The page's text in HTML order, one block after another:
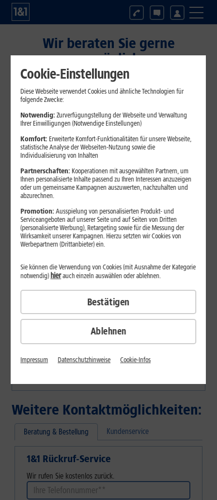
Wir beraten Sie gerne
persönlich
24 Stunden, 7 Tage die Woche.
1&1 Bestell-Hotline
Sie wünschen Beratung vor dem Kauf oder möchten
bestellen?
0721 / 960 6000*
1&1 Kunden-Hotline
Sie sind bereits 1&1 Kunde und haben Fragen?
Persönlicher Kundenservice ohne KI-Unterstützung unserer
Weitere Kontaktmöglichkeiten:
Beratung & Bestellung Kundenservice
1&1 Rückruf-Service
Wir rufen Sie kostenlos zurück.
Cookie-Einstellungen
Diese Webseite verwendet Cookies und ähnliche Technologien für
folgende Zwecke:
Notwendig: Zurverfügungstellung der Webseite und Verwaltung
Ihrer Einwilligungen (Notwendige Einstellungen)
Komfort: Erweiterte Komfort-Funktionalitäten für unsere Webseite,
statistische Analyse der Webseiten-Nutzung sowie die
Individualisierung von Inhalten
Partnerschaften: Kooperationen mit ausgewählten Partnern, um
Ihnen personalisierte Inhalte passend zu Ihren Interessen anzuzeigen
oder um gemeinsame Kampagnen auszuwerten, nachzuhalten und
abzurechnen.
Promotion:Ausspielung von personalisierten Produkt- und
Serviceangeboten auf unserer Seite und auf Seiten von Dritten
(personalisierte Werbung), Retargeting sowie für die Messung der
Wirksamkeit unserer Kampagnen. Hierzu setzten wir Cookies von
Werbepartnern (Drittanbieter) ein.
Ablehnen
Sie können die Verwendung von Cookies (mit Ausnahme der Kategorie
notwendig)hierauch einzeln auswählen oder ablehnen.
Bestätigen
Impressum Datenschutzhinweise Cookie-Infos